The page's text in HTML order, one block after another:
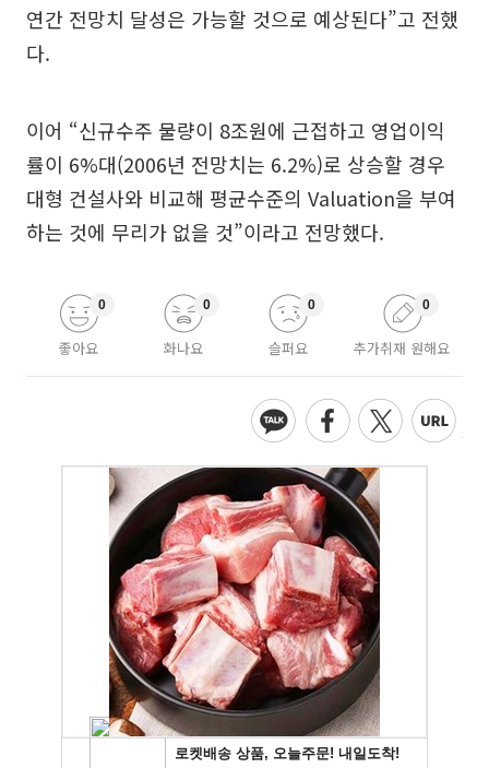
연간 전망치 달성은 가능할 것으로 예상된다”고 전했
다.
이어 “신규수주 물량이 8조원에 근접하고 영업이익
률이 6%대(2006년 전망치는 6.2%)로 상승할 경우
대형 건설사와 비교해 평균수준의 Valuation을 부여
하는 것에 무리가 없을 것”이라고 전망했다.
좋아요
0
화나요
0
슬퍼요
0
추가취재 원해요
0